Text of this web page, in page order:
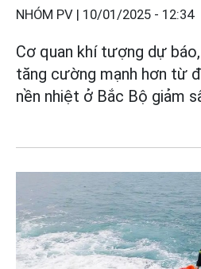
NHÓM PV | 10/01/2025 - 12:34
Cơ quan khí tượng dự báo,
tăng cường mạnh hơn từ
nền nhiệt ở Bắc Bộ giảm